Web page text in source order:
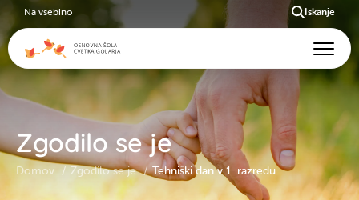
Zgodilo se je
Domov Zgodilo se je Tehniški dan v 1. razredu
Na vsebino Iskanje